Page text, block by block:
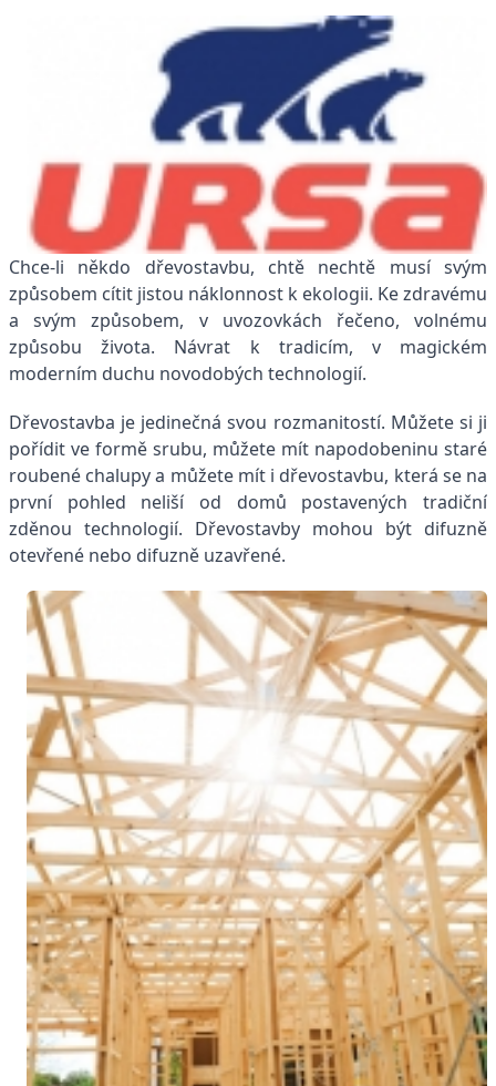
Chce-li někdo dřevostavbu, chtě nechtě musí svým
způsobem cítit jistou náklonnost k ekologii. Ke zdravému
a svým způsobem, v uvozovkách řečeno, volnému
způsobu života. Návrat k tradicím, v magickém
moderním duchu novodobých technologií.
Dřevostavba je jedinečná svou rozmanitostí. Můžete si ji
pořídit ve formě srubu, můžete mít napodobeninu staré
roubené chalupy a můžete mít i dřevostavbu, která se na
první pohled neliší od domů postavených tradiční
zděnou technologií. Dřevostavby mohou být difuzně
otevřené nebo difuzně uzavřené.